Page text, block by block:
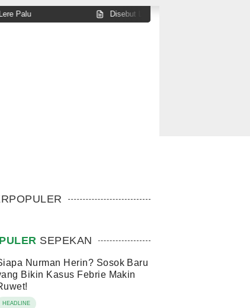
Disebut Lakukan Pelanggaran di Pantai
SEPEKAN
Nurman Herin? Sosok Baru
Bikin Kasus Febrie Makin
HEADLINE